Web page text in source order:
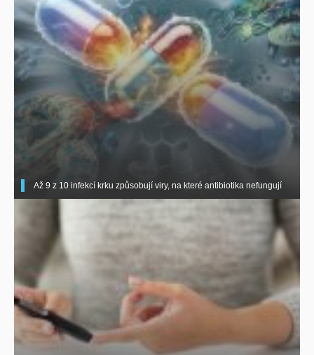
Až 9 z 10 infekcí krku způsobují viry, na které antibiotika nefungují